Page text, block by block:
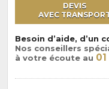
DEVIS
AVEC
Besoin d’aide, d’un
Nos conseillers
à votre écoute au